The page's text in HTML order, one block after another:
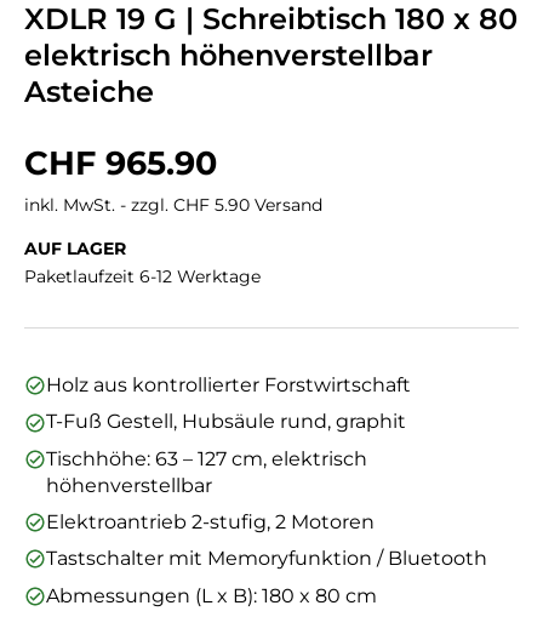
XDLR 19 G | Schreibtisch 180 x 80
elektrisch höhenverstellbar
Asteiche
Normaler Preis
CHF 965.90
inkl. MwSt. - zzgl. CHF 5.90 Versand
AUF LAGER
Paketlaufzeit 6-12 Werktage
Holz aus kontrollierter Forstwirtschaft
T-Fuß Gestell, Hubsäule rund, graphit
Tischhöhe: 63 – 127 cm, elektrisch
höhenverstellbar
Elektroantrieb 2-stufig, 2 Motoren
Tastschalter mit Memoryfunktion / Bluetooth
Abmessungen (L x B): 180 x 80 cm